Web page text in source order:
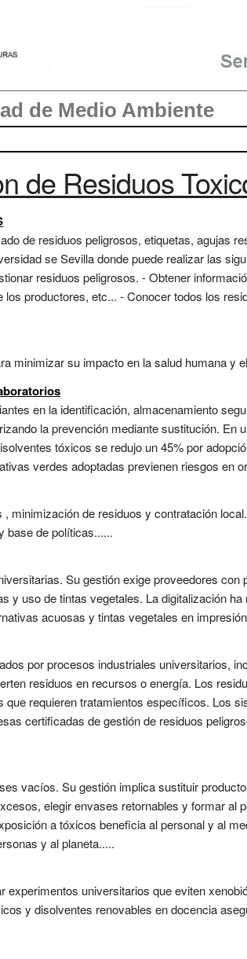
de Medio Ambiente
de Residuos
de residuos peligrosos, etiquetas, agujas
se Sevilla donde puede realizar las
residuos peligrosos. - Obtener
productores, etc... - Conocer todos los
minimizar su impacto en la salud humana y
en la identificación, almacenamiento
la prevención mediante sustitución. En
tóxicos se redujo un 45% por
verdes adoptadas previenen riesgos en
minimización de residuos y contratación
base de políticas......
Su gestión exige proveedores con
y uso de tintas vegetales. La digitalización
acuosas y tintas vegetales en
por procesos industriales universitarios,
residuos en recursos o energía. Los
requieren tratamientos específicos. Los
certificadas de gestión de residuos
vacíos. Su gestión implica sustituir
elegir envases retornables y formar al
a tóxicos beneficia al personal y al
y al planeta.....
universitarios que eviten
y disolventes renovables en docencia